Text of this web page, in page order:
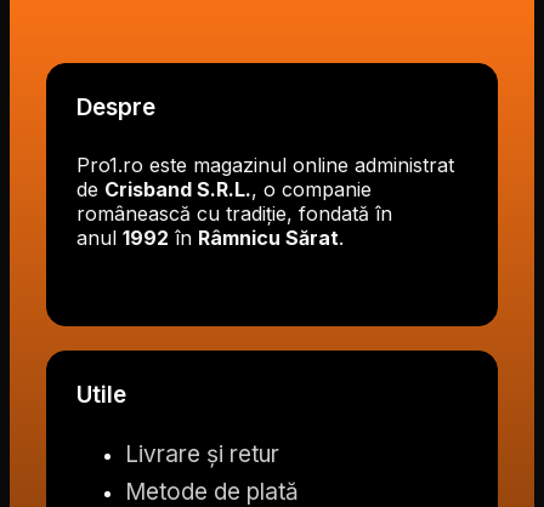
Despre
Pro1.ro este magazinul online administrat
de Crisband S.R.L., o companie
românească cu tradiție, fondată în
anul 1992 în Râmnicu Sărat.
Utile
Livrare și retur
Metode de plată